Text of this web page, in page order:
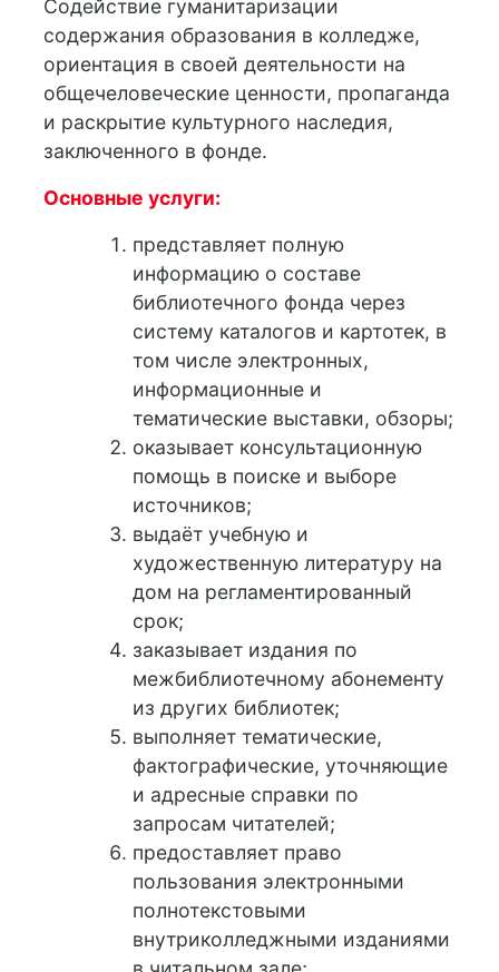
Содействие гуманитаризации
содержания образования в колледже,
ориентация в своей деятельности на
общечеловеческие ценности, пропаганда
и раскрытие культурного наследия,
заключенного в фонде.
Основные услуги:
представляет полную
информацию о составе
библиотечного фонда через
систему каталогов и картотек, в
том числе электронных,
информационные и
тематические выставки, обзоры;
оказывает консультационную
помощь в поиске и выборе
источников;
выдаёт учебную и
художественную литературу на
дом на регламентированный
срок;
заказывает издания по
межбиблиотечному абонементу
из других библиотек;
выполняет тематические,
фактографические, уточняющие
и адресные справки по
запросам читателей;
предоставляет право
пользования электронными
полнотекстовыми
внутриколледжными изданиями